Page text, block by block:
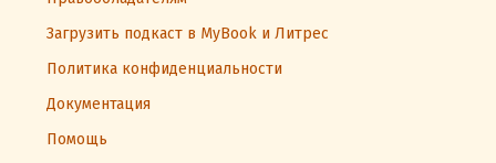
Загрузить подкаст в MyBook и Литрес
Политика конфиденциальности
Документация
Помощь